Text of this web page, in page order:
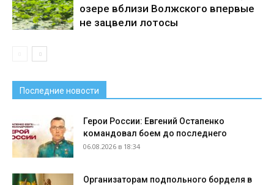
озере вблизи Волжского впервые
не зацвели лотосы
Последние новости
Герои России: Евгений Остапенко
командовал боем до последнего
06.08.2026 в 18:34
Организаторам подпольного борделя в